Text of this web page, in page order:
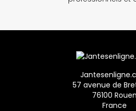
57 avenue de
76100 Rouen
France